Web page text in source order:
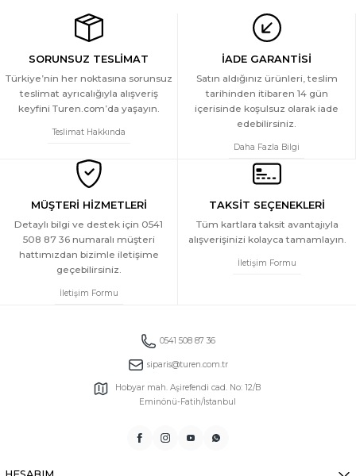
SORUNSUZ TESLİMAT
Türkiye’nin her noktasına sorunsuz
teslimat ayrıcalığıyla alışveriş
keyfini Turen.com’da yaşayın.
Teslimat Hakkında
İADE GARANTİSİ
Satın aldığınız ürünleri, teslim
tarihinden itibaren 14 gün
içerisinde koşulsuz olarak iade
edebilirsiniz.
Daha Fazla Bilgi
MÜŞTERİ HİZMETLERİ
Detaylı bilgi ve destek için 0541
508 87 36 numaralı müşteri
hattımızdan bizimle iletişime
geçebilirsiniz.
İletişim Formu
TAKSİT SEÇENEKLERİ
Tüm kartlara taksit avantajıyla
alışverişinizi kolayca tamamlayın.
İletişim Formu
0541 508 87 36
siparis@turen.com.tr
Hobyar mah. Aşirefendi cad. No: 12/B
Eminönü-Fatih/İstanbul